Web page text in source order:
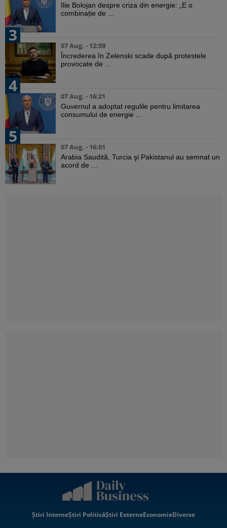
Ilie Bolojan despre criza din energie: „E o
combinație de ...
3
07 Aug. - 12:59
Încrederea în Zelenski scade după protestele
provocate de ...
4
07 Aug. - 16:21
Guvernul a adoptat regulile pentru limitarea
consumului de energie ...
5
07 Aug. - 16:01
Arabia Saudită, Turcia şi Pakistanul au semnat un
acord de ...
Știri InterneȘtiri PoliticăȘtiri ExterneEconomieDiverse